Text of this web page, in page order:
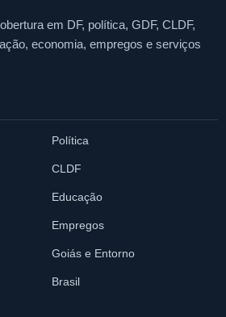
em DF, política, GDF, CLDF,
economia, empregos e serviços
Política
CLDF
Educação
Empregos
Goiás e Entorno
Brasil